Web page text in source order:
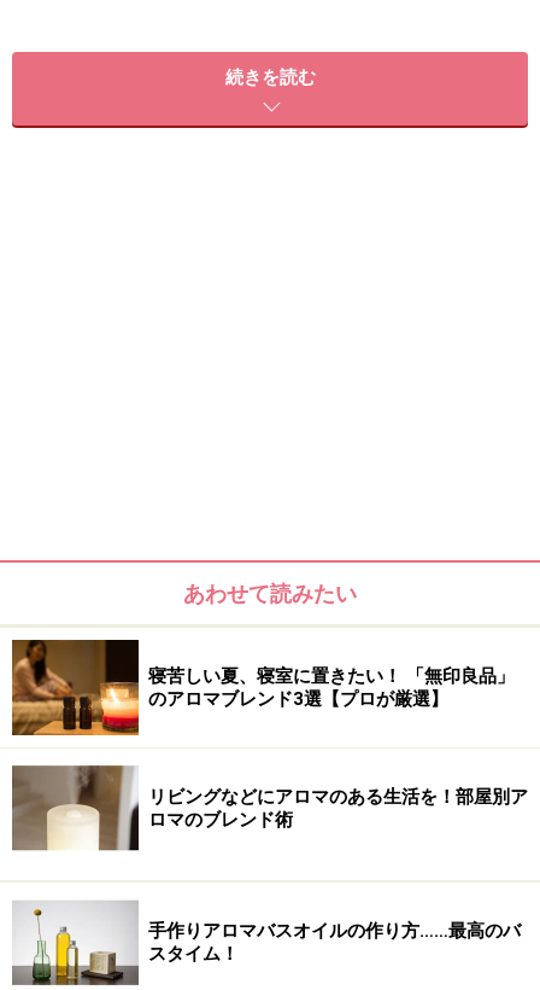
からもわかるとおり、女性らしい、美しいからだ作りに
は女性ホルモン分泌が関係があります。
ったセラピーですが、その香りがダイレクトに
を与えるのが特徴です。香り情報というのは、脳の中の
視床下部（シショウカブ）や下垂体（カスイタイ）とい
続きを読む
あわせて読みたい
寝苦しい夏、寝室に置きたい！ 「無印良品」
のアロマブレンド3選【プロが厳選】
リビングなどにアロマのある生活を！部屋別ア
ロマのブレンド術
手作りアロマバスオイルの作り方……最高のバ
スタイム！